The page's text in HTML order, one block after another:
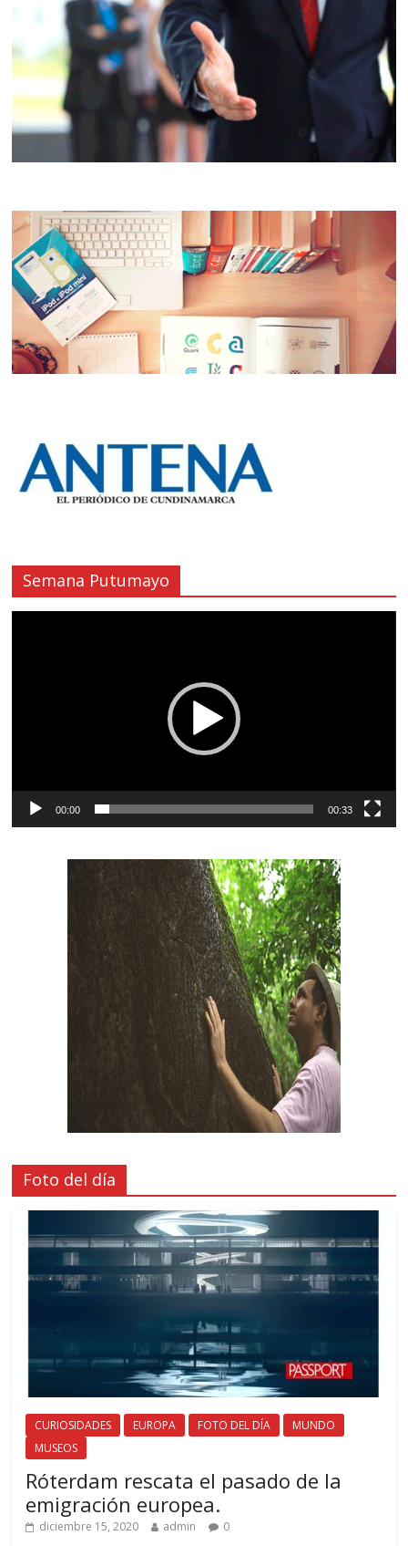
Semana Putumayo
00:00 00:33
Foto del día
CURIOSIDADES EUROPA FOTO DEL DÍA
MUNDO
MUSEOS
Róterdam rescata el pasado de la
emigración europea.
diciembre 15, 2020 admin 0